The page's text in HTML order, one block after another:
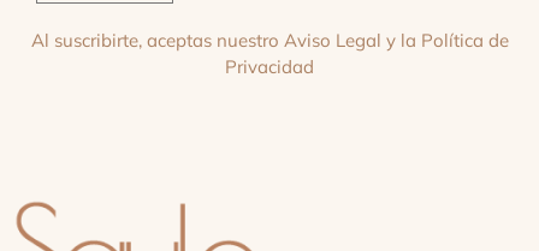
Al suscribirte, aceptas nuestro Aviso Legal y la Política de
Privacidad